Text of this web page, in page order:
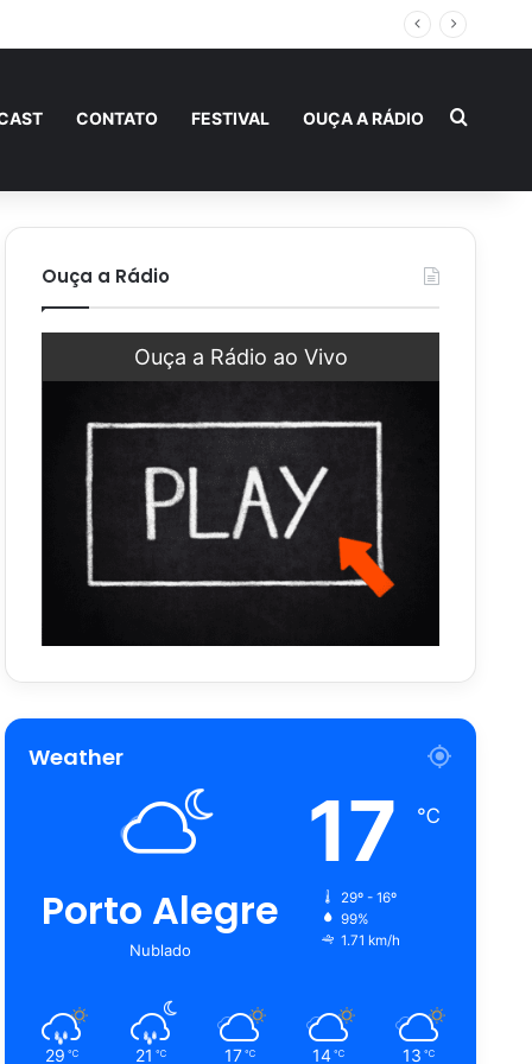
CONTATO FESTIVAL OUÇA A RÁDIO
Ouça a Rádio
Ouça a Rádio ao Vivo
Weather
Porto Alegre
Nublado
17 ℃
29º - 16º
99%
1.71 km/h
29 ℃ 21 ℃ 17 ℃ 14 ℃ 13 ℃